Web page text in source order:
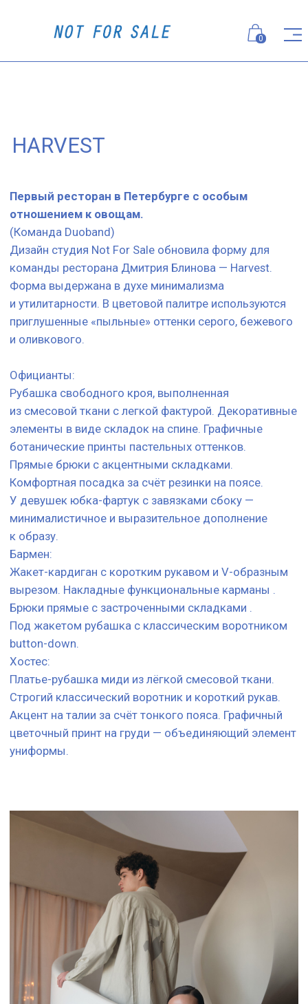
0
Первый ресторан в Петербурге с особым
отношением к овощам.
команды ресторана Дмитрия Блинова — Harvest.
Форма выдержана в духе минимализма
и утилитарности. В цветовой палитре используются
приглушенные «пыльные» оттенки серого, бежевого
Официанты:
Рубашка свободного кроя, выполненная
из смесовой ткани с легкой фактурой. Декоративные
элементы в виде складок на спине. Графичные
ботанические принты пастельных оттенков.
Комфортная посадка за счёт резинки на поясе.
минималистичное и выразительное дополнение
к образу.
Бармен:
Жакет-кардиган с коротким рукавом и V-образным
Брюки прямые с застроченными складками .
Под жакетом рубашка с классическим воротником
button-down.
Хостес:
Платье-рубашка миди из лёгкой смесовой ткани.
Строгий классический воротник и короткий рукав.
цветочный принт на груди — объединяющий элемент
униформы.